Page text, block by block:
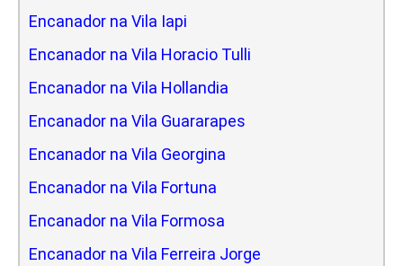
Encanador na Vila Iapi
Encanador na Vila Horacio Tulli
Encanador na Vila Hollandia
Encanador na Vila Guararapes
Encanador na Vila Georgina
Encanador na Vila Fortuna
Encanador na Vila Formosa
Encanador na Vila Ferreira Jorge